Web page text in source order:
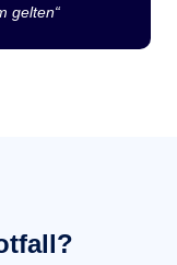
gelten“